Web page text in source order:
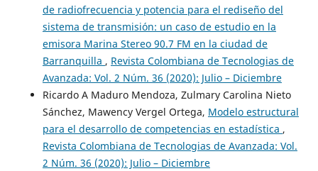
de radiofrecuencia y potencia para el rediseño del
sistema de transmisión: un caso de estudio en la
emisora Marina Stereo 90.7 FM en la ciudad de
Barranquilla , Revista Colombiana de Tecnologias de
Avanzada: Vol. 2 Núm. 36 (2020): Julio – Diciembre
Ricardo A Maduro Mendoza, Zulmary Carolina Nieto
Sánchez, Mawency Vergel Ortega, Modelo estructural
para el desarrollo de competencias en estadística ,
Revista Colombiana de Tecnologias de Avanzada: Vol.
2 Núm. 36 (2020): Julio – Diciembre